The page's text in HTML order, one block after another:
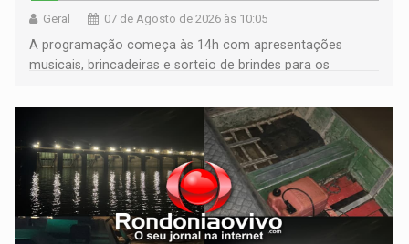
Geral 07 de Agosto de 2026 às 10:05
A programação começa às 14h com apresentações
musicais, brincadeiras e sorteio de brindes para os
bolo e canto de parabéns dedicado aos pais